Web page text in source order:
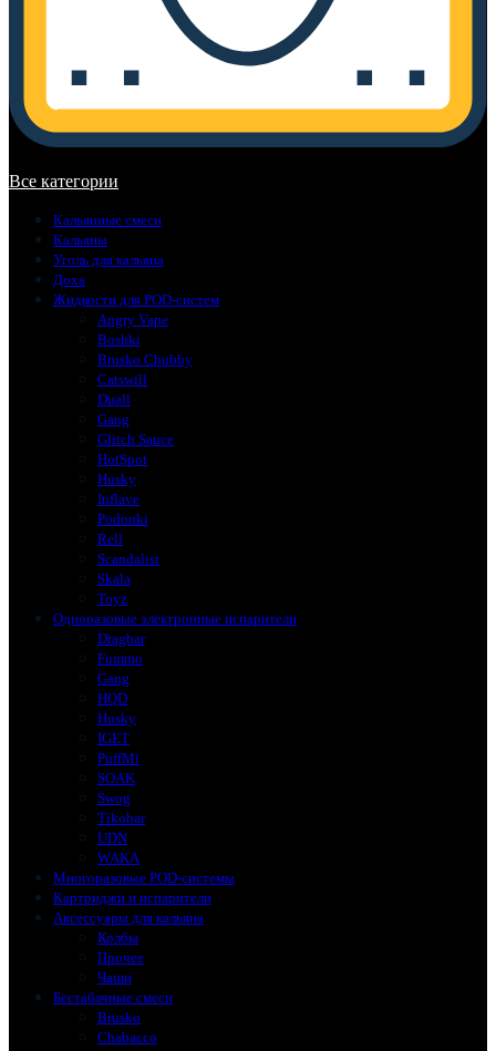
Все категории
Кальянные смеси
Кальяны
Уголь для кальяна
Доха
Жидкости для POD-систем
Angry Vape
Boshki
Brusko Chubby
Catswill
Duall
Gang
Glitch Sauce
HotSpot
Husky
Inflave
Podonki
Rell
Scandalist
Skala
Toyz
Одноразовые электронные испарители
Dragbar
Fummo
Gang
HQD
Husky
IGET
PuffMi
SOAK
Swog
Tikobar
UDN
WAKA
Многоразовые POD-системы
Картриджи и испарители
Аксессуары для кальяна
Колбы
Прочее
Чаши
Бестабачные смеси
Brusko
Chabacco